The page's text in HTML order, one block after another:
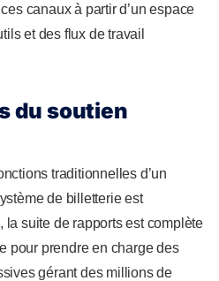
canaux à partir d’un espace
et des flux de travail
du soutien
traditionnelles d’un
de billetterie est
la suite de rapports est complète
pour prendre en charge des
gérant des millions de